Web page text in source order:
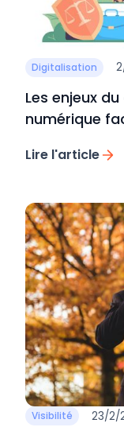
Digitalisation
Les enjeux
numérique
Lire l'article
Visibilité 23/2/